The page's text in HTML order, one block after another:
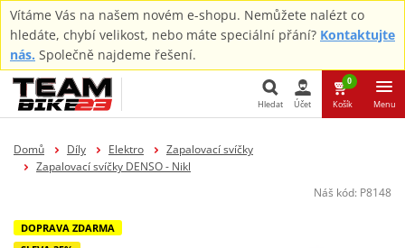
Vítáme Vás na našem novém e-shopu. Nemůžete nalézt co
hledáte, chybí velikost, nebo máte speciální přání? Kontaktujte
nás. Společně najdeme řešení.
Hledat Účet
0
Košík Menu
Domů Díly Elektro
Zapalovací svíčky
Zapalovací svíčky DENSO - Nikl
Náš kód: P8148
DOPRAVA ZDARMA